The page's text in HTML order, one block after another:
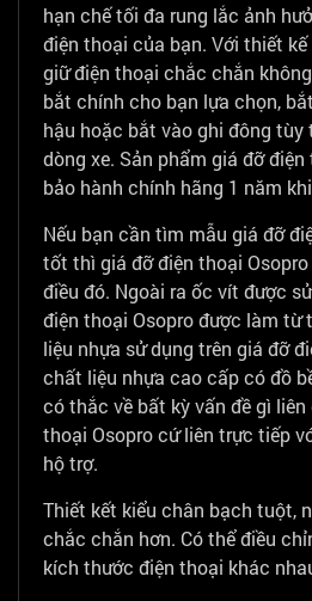
hạn chế tối đa rung lắc ảnh
điện thoại của bạn. Với thiết
giữ điện thoại chắc chắn
bắt chính cho bạn lựa chọn,
hậu hoặc bắt vào ghi đông tùy
dòng xe. Sản phẩm giá đỡ
bảo hành chính hãng 1 năm
Nếu bạn cần tìm mẫu giá đỡ
tốt thì giá đỡ điện thoại
điều đó. Ngoài ra ốc vít được
điện thoại Osopro được làm từ
liệu nhựa sử dụng trên giá đỡ
chất liệu nhựa cao cấp có đồ
có thắc về bất kỳ vấn đề gì liên
thoại Osopro cứ liên trực tiếp
hộ trợ.
Thiết kết kiểu chân bạch tuột,
chắc chắn hơn. Có thể điều
kích thước điện thoại khác